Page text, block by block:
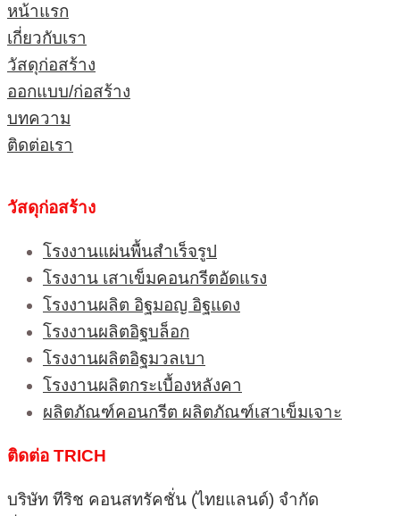
หน้าแรก
เกี่ยวกับเรา
วัสดุก่อสร้าง
ออกแบบ/ก่อสร้าง
บทความ
ติดต่อเรา
วัสดุก่อสร้าง
โรงงานแผ่นพื้นสำเร็จรูป
โรงงาน เสาเข็มคอนกรีตอัดแรง
โรงงานผลิต อิฐมอญ อิฐแดง
โรงงานผลิตอิฐบล็อก
โรงงานผลิตอิฐมวลเบา
โรงงานผลิตกระเบื้องหลังคา
ผลิตภัณฑ์คอนกรีต ผลิตภัณฑ์เสาเข็มเจาะ
ติดต่อ TRICH
บริษัท ทีริช คอนสทรัคชั่น (ไทยแลนด์) จำกัด